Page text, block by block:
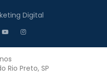
Digital
Rio Preto, SP